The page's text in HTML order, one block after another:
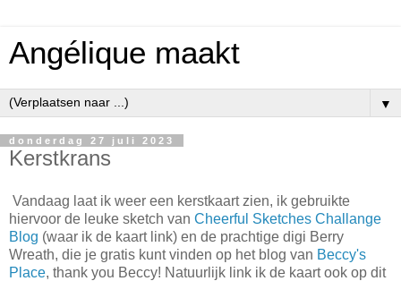
Angélique maakt
▼
donderdag 27 juli 2023
Kerstkrans
Vandaag laat ik weer een kerstkaart zien, ik gebruikte
hiervoor de leuke sketch van Cheerful Sketches Challange
Blog (waar ik de kaart link) en de prachtige digi Berry
Wreath, die je gratis kunt vinden op het blog van Beccy's
Place, thank you Beccy! Natuurlijk link ik de kaart ook op dit